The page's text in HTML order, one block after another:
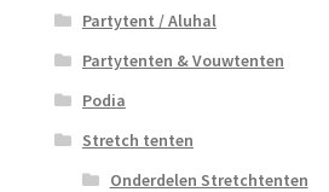
Partytent / Aluhal
Partytenten & Vouwtenten
Podia
Stretch tenten
Onderdelen Stretchtenten